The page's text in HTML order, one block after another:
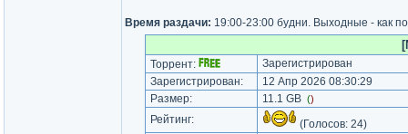
Время раздачи: 19:00-23:00 будни. Выходные - как
Торрент:
Зарегистрирован
Зарегистрирован:
12 Апр 2026 08:30:29
Размер:
11.1 GB ()
Рейтинг: (Голосов: 24)